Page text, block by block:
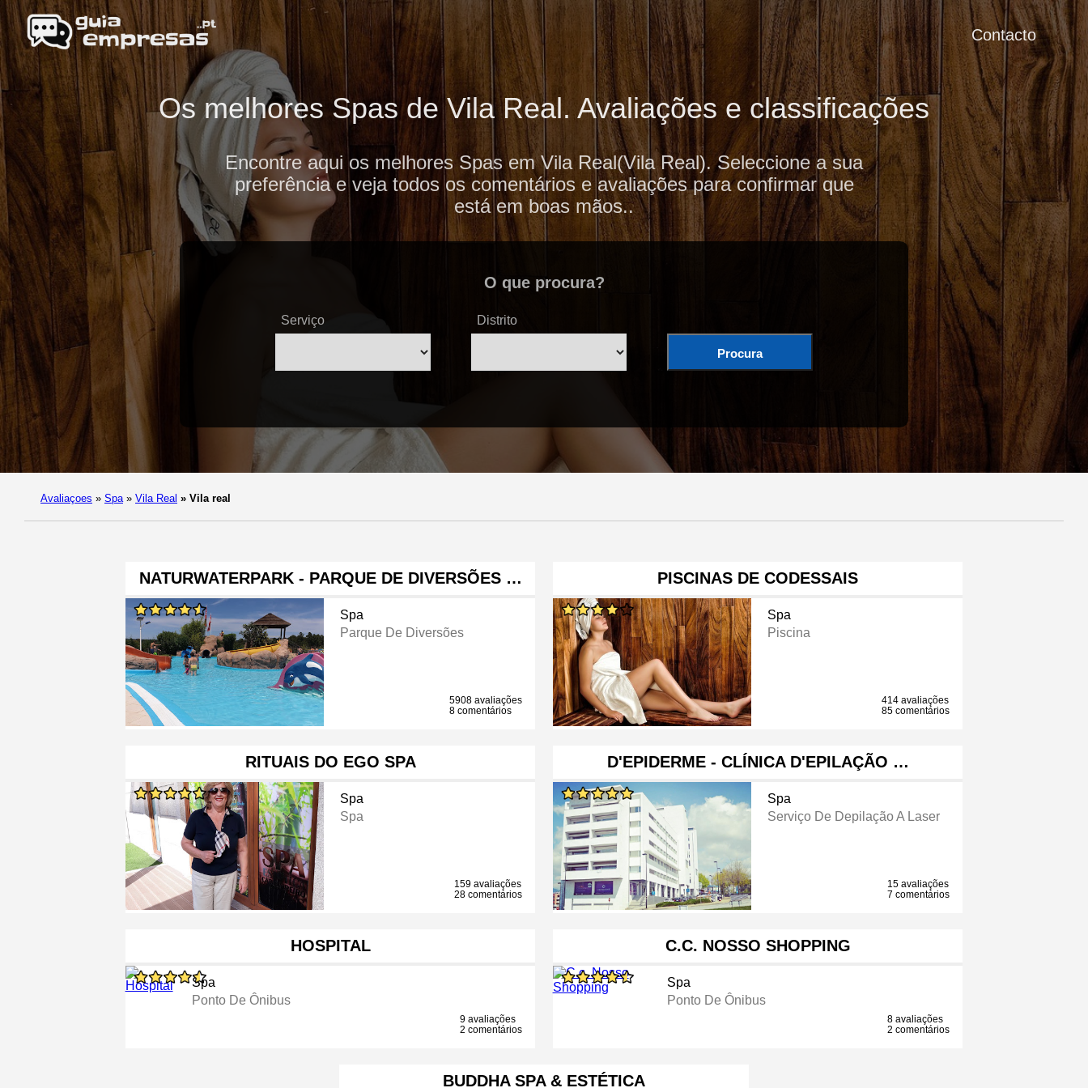
Contacto
Os melhores Spas de Vila Real. Avaliações e classificações
Encontre aqui os melhores Spas em Vila Real(Vila Real). Seleccione a sua
preferência e veja todos os comentários e avaliações para confirmar que
está em boas mãos..
O que procura?
Serviço Distrito
Procura
Avaliaçoes » Spa » Vila Real » Vila real
NATURWATERPARK - PARQUE DE DIVERSÕES …
Spa
Parque De Diversões
5908 avaliações
8 comentários
PISCINAS DE CODESSAIS
Spa
Piscina
414 avaliações
85 comentários
RITUAIS DO EGO SPA
Spa
Spa
159 avaliações
28 comentários
D'EPIDERME - CLÍNICA D'EPILAÇÃO …
Spa
Serviço De Depilação A Laser
15 avaliações
7 comentários
HOSPITAL
Spa
Ponto De Ônibus
9 avaliações
2 comentários
C.C. NOSSO SHOPPING
Spa
Ponto De Ônibus
8 avaliações
2 comentários
BUDDHA SPA & ESTÉTICA